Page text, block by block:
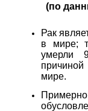
(по
Рак
в мире;
умерли
причиной
мире.